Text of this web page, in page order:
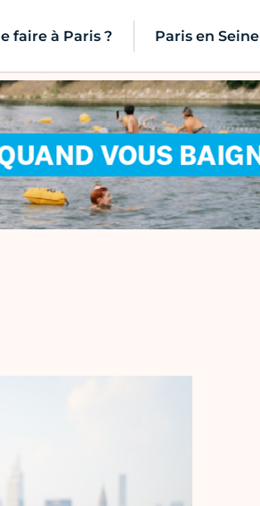
faire à Paris ? Paris en Seine